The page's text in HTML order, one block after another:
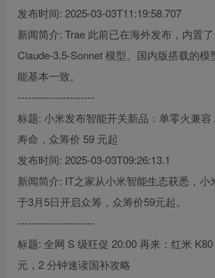
发布时间: 2025-03-03T11:19:58.707
新闻简介: Trae 此前已在海外发布，内置了
Claude-3.5-Sonnet 模型。国内版搭载的模
能基本一致。
----------------------
标题: 小米发布智能开关新品：单零火兼容
寿命，众筹价 59 元起
发布时间: 2025-03-03T09:26:13.1
新闻简介: IT之家从小米智能生态获悉，小
于3月5日开启众筹，众筹价59元起。
----------------------
标题: 全网 S 级狂促 20:00 再来：红米
元，2 分钟速读国补攻略